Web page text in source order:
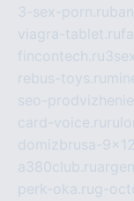
3-sex-porn.ru
viagra-tablet.ru
fincontech.ru
rebus-toys.ru
seo-
card-voice.ru
domizbrusa-
a380club.ru
perk-oka.rug-